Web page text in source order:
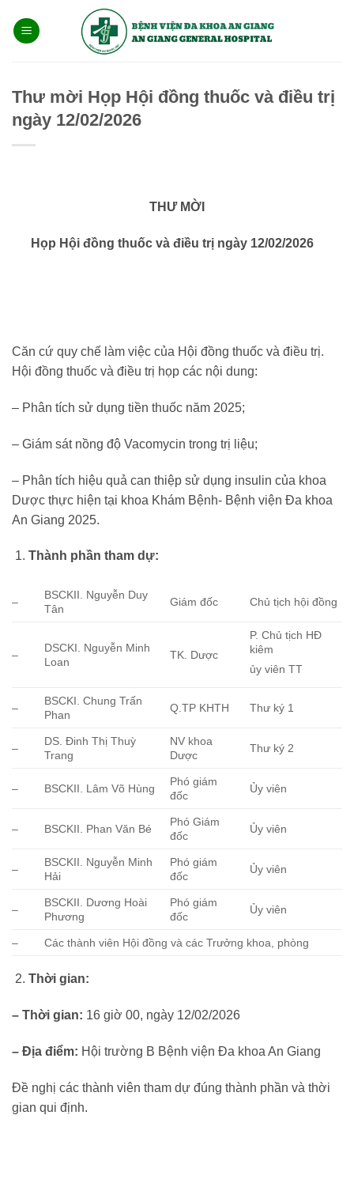
qua
Thư mời Họp Hội đồng thuốc và điều trị
ngày 12/02/2026
THƯ MỜI
Họp Hội đồng thuốc và điều trị ngày 12/02/2026
Căn cứ quy chế làm việc của Hội đồng thuốc và điều trị.
Hội đồng thuốc và điều trị họp các nội dung:
– Phân tích sử dụng tiền thuốc năm 2025;
– Giám sát nồng độ Vacomycin trong trị liệu;
– Phân tích hiệu quả can thiệp sử dụng insulin của khoa
Dược thực hiện tại khoa Khám Bệnh- Bệnh viện Đa khoa
An Giang 2025.
Thành phần tham dự:
–
BSCKII. Nguyễn Duy
Tân
Giám đốc Chủ tịch hội đồng
–
DSCKI. Nguyễn Minh
Loan
TK. Dược
P. Chủ tịch HĐ
kiêm
ủy viên TT
–
BSCKI. Chung Trấn
Phan
Q.TP KHTH Thư ký 1
–
DS. Đinh Thị Thuỳ
Trang
NV khoa
Dược
Thư ký 2
– BSCKII. Lâm Võ Hùng
Phó giám
đốc
Ủy viên
– BSCKII. Phan Văn Bé
Phó Giám
đốc
Ủy viên
–
BSCKII. Nguyễn Minh
Hải
Phó giám
đốc
Ủy viên
–
BSCKII. Dương Hoài
Phương
Phó giám
đốc
Ủy viên
– Các thành viên Hội đồng và các Trưởng khoa, phòng
Thời gian:
– Thời gian: 16 giờ 00, ngày 12/02/2026
– Địa điểm: Hội trường B Bệnh viện Đa khoa An Giang
Đề nghị các thành viên tham dự đúng thành phần và thời
gian qui định.